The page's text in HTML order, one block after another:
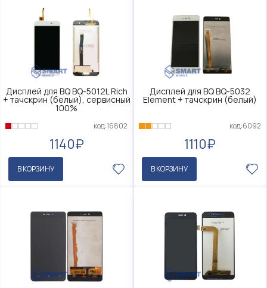
Дисплей для BQ BQ-5012L Rich
+ тачскрин (белый), сервисный
100%
код:16802
1140₽
В КОРЗИНУ
Дисплей для BQ BQ-5032
Element + тачскрин (белый)
код:6092
1110₽
В КОРЗИНУ